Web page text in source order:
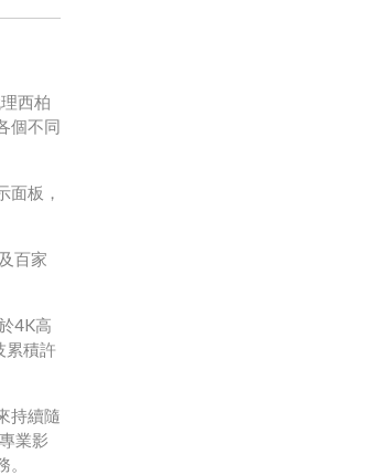
西柏
個不同
面板，
百家
4K高
累積許
持續隨
業影